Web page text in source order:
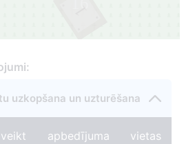
uzkopšana un uzturēšana
apbedījuma vietas